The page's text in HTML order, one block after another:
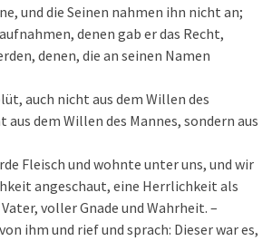
und die Seinen nahmen ihn nicht an;
denen gab er das Recht,
denen, die an seinen Namen
auch nicht aus dem Willen des
aus dem Willen des Mannes, sondern aus
Fleisch und wohnte unter uns, und wir
angeschaut, eine Herrlichkeit als
voller Gnade und Wahrheit. –
ihm und rief und sprach: Dieser war es,